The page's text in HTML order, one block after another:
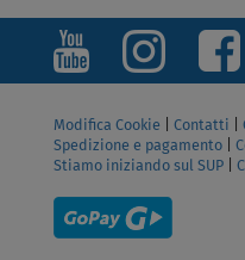
Modifica Cookie Contatti
Spedizione e pagamento
Stiamo iniziando sul SUP